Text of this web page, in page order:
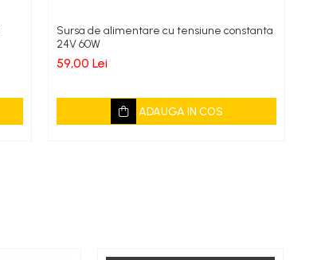
Sursa de alimentare cu tensiune constanta
24V 60W
59,00 Lei
ADAUGA IN COS